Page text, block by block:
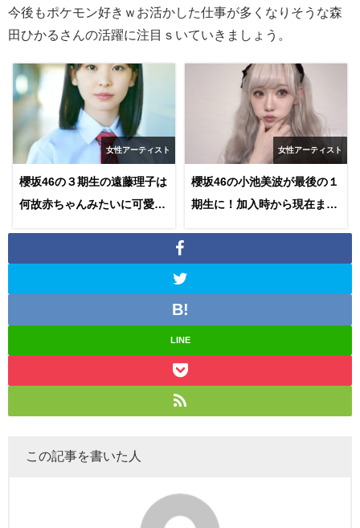
今後もポケモン好きｗお活かした仕事が多くなりそうな森
田ひかるさんの活躍に注目ｓいていきましょう。
女性アーティスト
櫻坂46の３期生の遠藤理子は
何故赤ちゃんみたいに可愛い
女性アーティスト
櫻坂46の小池美波が最後の１
期生に！加入時から現在まで
LINE
この記事を書いた人